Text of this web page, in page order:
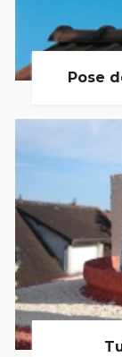
Pose